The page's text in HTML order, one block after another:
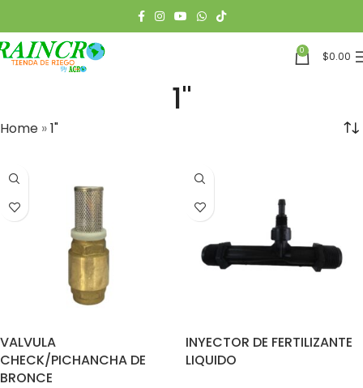
0 $0.00
1"
Home »1"
VALVULA
CHECK/PICHANCHA DE
BRONCE
INYECTOR DE FERTILIZANTE
LIQUIDO